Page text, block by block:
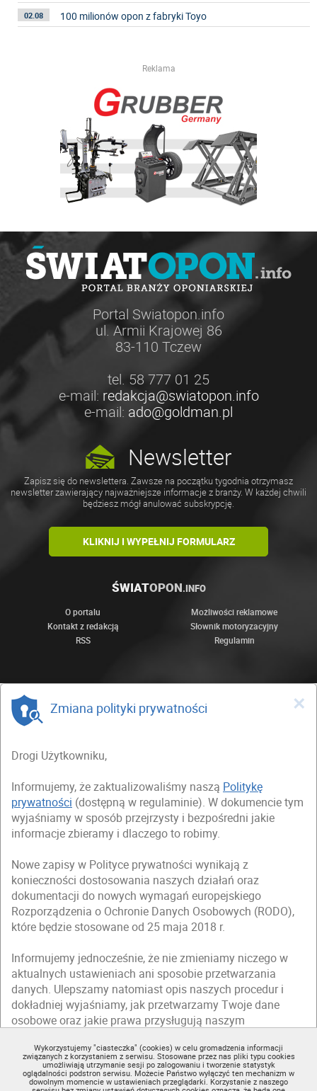
Wykorzystujemy "ciasteczka" (cookies) w celu gromadzenia informacji
związanych z korzystaniem z serwisu. Stosowane przez nas pliki typu cookies
umożliwiają utrzymanie sesji po zalogowaniu i tworzenie statystyk
oglądalności podstron serwisu. Możecie Państwo wyłączyć ten mechanizm w
dowolnym momencie w ustawieniach przeglądarki. Korzystanie z naszego
02.08 100 milionów opon z fabryki Toyo
Reklama
Portal Swiatopon.info
ul. Armii Krajowej 86
83-110 Tczew
tel. 58 777 01 25
e-mail: redakcja@swiatopon.info
e-mail: ado@goldman.pl
Newsletter
Zapisz się do newslettera. Zawsze na początku tygodnia otrzymasz
newsletter zawierający najważniejsze informacje z branży. W każdej chwili
będziesz mógł anulować subskrypcję.
KLIKNIJ I WYPEŁNIJ FORMULARZ
ŚWIATOPON.INFO
O portalu
Możliwości reklamowe
Kontakt z redakcją
Słownik motoryzacyjny
RSS
Regulamin
×
Zmiana polityki prywatności
Drogi Użytkowniku,
Informujemy, że zaktualizowaliśmy naszą Politykę
prywatności (dostępną w regulaminie). W dokumencie tym
wyjaśniamy w sposób przejrzysty i bezpośredni jakie
informacje zbieramy i dlaczego to robimy.
Nowe zapisy w Polityce prywatności wynikają z
konieczności dostosowania naszych działań oraz
dokumentacji do nowych wymagań europejskiego
Rozporządzenia o Ochronie Danych Osobowych (RODO),
które będzie stosowane od 25 maja 2018 r.
Informujemy jednocześnie, że nie zmieniamy niczego w
aktualnych ustawieniach ani sposobie przetwarzania
danych. Ulepszamy natomiast opis naszych procedur i
dokładniej wyjaśniamy, jak przetwarzamy Twoje dane
osobowe oraz jakie prawa przysługują naszym
Zapraszamy Cię do zapoznania się ze zmienionąPolityką
prywatności(dostępną w regulaminie).